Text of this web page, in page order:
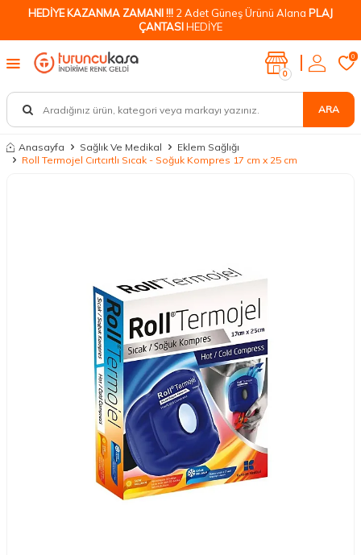
HEDİYE KAZANMA ZAMANI !!! 2 Adet Güneş Ürünü Alana PLAJ
ÇANTASIHEDİYE
ARA
0
0
Anasayfa Sağlık Ve Medikal
Eklem Sağlığı
Roll Termojel Cırtcırtlı Sıcak - Soğuk Kompres 17 cm x 25 cm